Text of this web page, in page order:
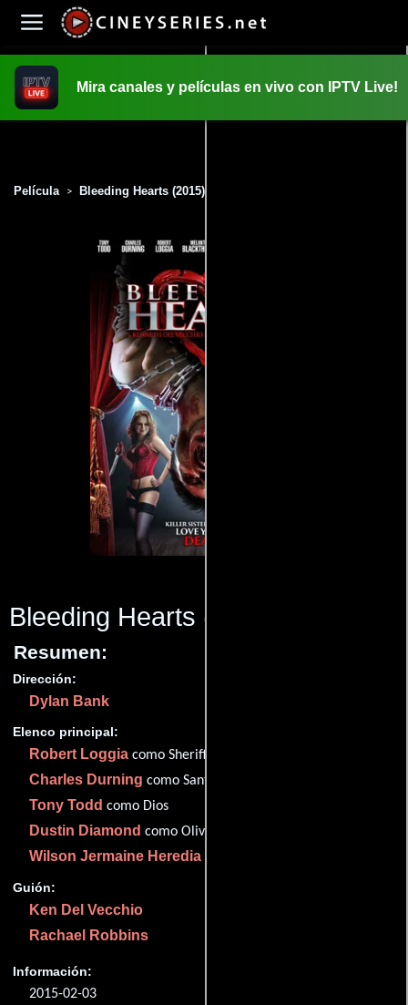
Mira canales y películas en vivo con IPTV Live!
Película > Bleeding Hearts (2015)
Bleeding Hearts (2015)
Resumen:
Dirección:
Dylan Bank
Elenco principal:
Robert Loggia como Sheriff Wilson
Charles Durning como Santa Claus
Tony Todd como Dios
Dustin Diamond como Oliver Jaffe
Wilson Jermaine Heredia
Guión:
Ken Del Vecchio
Rachael Robbins
Información:
2015-02-03